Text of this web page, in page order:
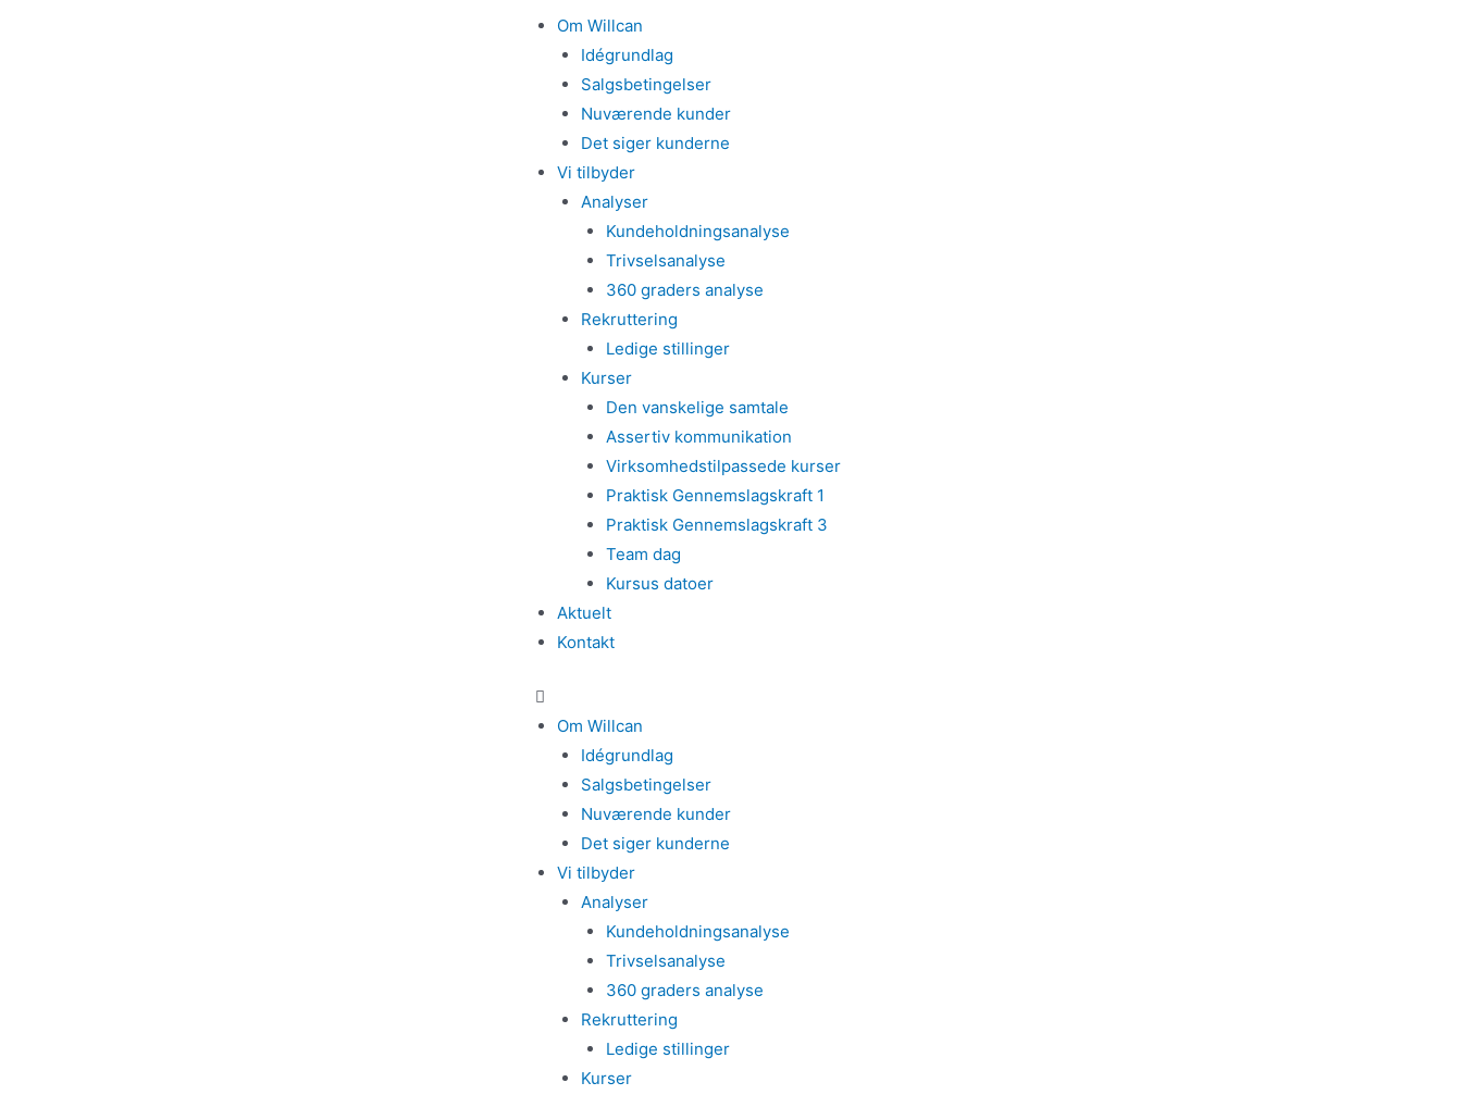
Om Willcan
Idégrundlag
Salgsbetingelser
Nuværende kunder
Det siger kunderne
Vi tilbyder
Analyser
Kundeholdningsanalyse
Trivselsanalyse
360 graders analyse
Rekruttering
Ledige stillinger
Kurser
Den vanskelige samtale
Assertiv kommunikation
Virksomhedstilpassede kurser
Praktisk Gennemslagskraft 1
Praktisk Gennemslagskraft 3
Team dag
Kursus datoer
Aktuelt
Kontakt
Om Willcan
Idégrundlag
Salgsbetingelser
Nuværende kunder
Det siger kunderne
Vi tilbyder
Analyser
Kundeholdningsanalyse
Trivselsanalyse
360 graders analyse
Rekruttering
Ledige stillinger
Kurser